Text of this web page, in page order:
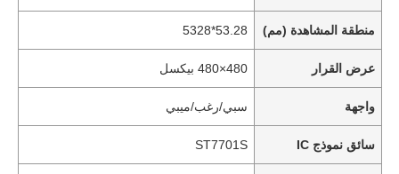
منطقة المشاهدة (مم) 53.28*5328
عرض القرار 480×480 بيكسل
واجهة سبي/رغب/ميبي
سائق نموذج IC ST7701S